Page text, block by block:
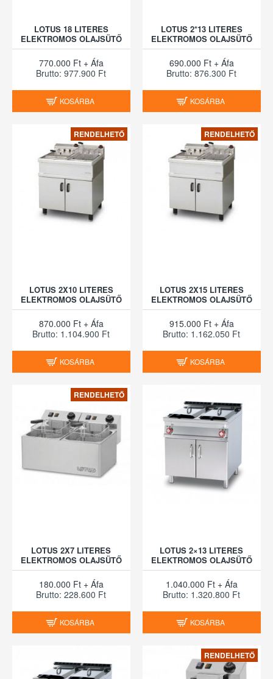
LOTUS 18 LITERES
ELEKTROMOS OLAJSÜTŐ
770.000 Ft + Áfa
Brutto: 977.900 Ft
KOSÁRBA
LOTUS 2*13 LITERES
ELEKTROMOS OLAJSÜTŐ
690.000 Ft + Áfa
Brutto: 876.300 Ft
KOSÁRBA
RENDELHETŐ
LOTUS 2X10 LITERES
ELEKTROMOS OLAJSÜTŐ
870.000 Ft + Áfa
Brutto: 1.104.900 Ft
KOSÁRBA
RENDELHETŐ
LOTUS 2X15 LITERES
ELEKTROMOS OLAJSÜTŐ
915.000 Ft + Áfa
Brutto: 1.162.050 Ft
KOSÁRBA
RENDELHETŐ
LOTUS 2X7 LITERES
ELEKTROMOS OLAJSÜTŐ
180.000 Ft + Áfa
Brutto: 228.600 Ft
KOSÁRBA
LOTUS 2×13 LITERES
ELEKTROMOS OLAJSÜTŐ
1.040.000 Ft + Áfa
Brutto: 1.320.800 Ft
KOSÁRBA
RENDELHETŐ